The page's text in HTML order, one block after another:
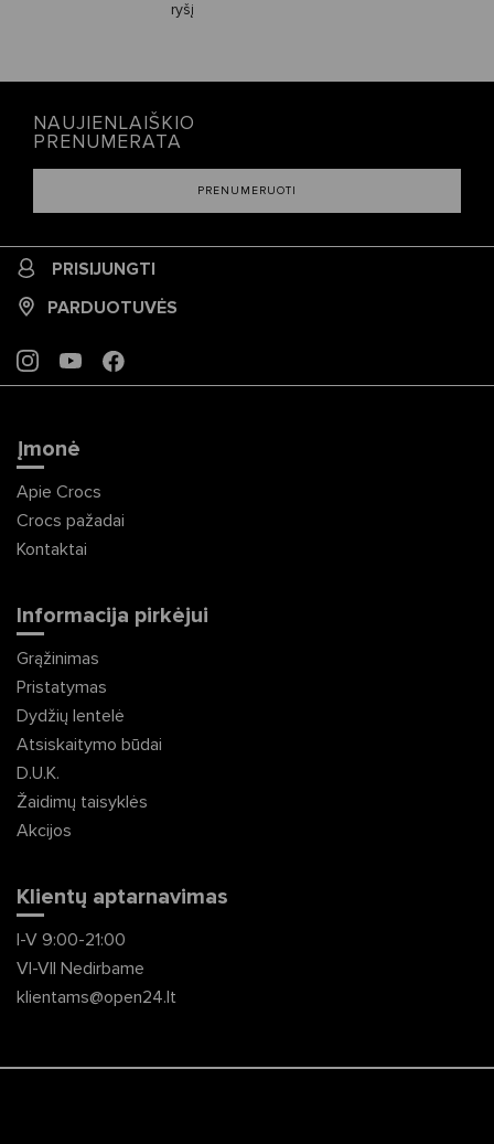
ryšį
NAUJIENLAIŠKIO
PRENUMERATA
PRENUMERUOTI
PRISIJUNGTI
PARDUOTUVĖS
INSTAGRAM
YOUTUBEFACEBOOK
Įmonė
Apie Crocs
Crocs pažadai
Kontaktai
Informacija pirkėjui
Grąžinimas
Pristatymas
Dydžių lentelė
Atsiskaitymo būdai
D.U.K.
Žaidimų taisyklės
Akcijos
Klientų aptarnavimas
I-V 9:00-21:00
VI-VII Nedirbame
klientams@open24.lt